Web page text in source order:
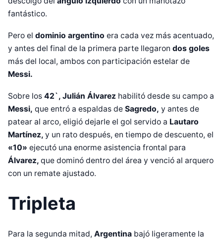
fantástico.
Pero el dominio argentino era cada vez más acentuado,
y antes del final de la primera parte llegaron dos goles
más del local, ambos con participación estelar de
Messi.
Sobre los 42`, Julián Álvarez habilitó desde su campo a
Messi, que entró a espaldas de Sagredo, y antes de
patear al arco, eligió dejarle el gol servido a Lautaro
Martínez, y un rato después, en tiempo de descuento, el
«10» ejecutó una enorme asistencia frontal para
Álvarez, que dominó dentro del área y venció al arquero
con un remate ajustado.
Tripleta
Para la segunda mitad, Argentina bajó ligeramente la